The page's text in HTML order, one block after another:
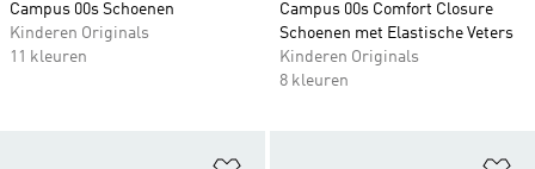
Campus 00s Schoenen
Kinderen Originals
11 kleuren
Campus 00s Comfort Closure
Schoenen met Elastische Veters
Kinderen Originals
8 kleuren